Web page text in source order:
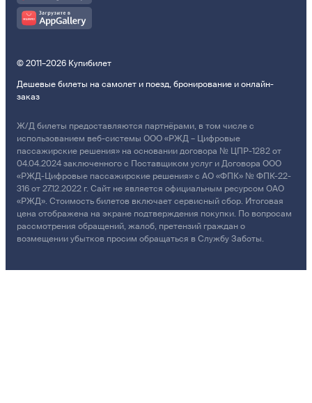
© 2011–2026 Купибилет
Дешевые билеты на самолет и поезд, бронирование и онлайн-
заказ
Ж/Д билеты предоставляются партнёрами, в том числе с
использованием веб-системы ООО «РЖД – Цифровые
пассажирские решения» на основании договора № ЦПР-1282 от
04.04.2024 заключенного с Поставщиком услуг и Договора ООО
«РЖД-Цифровые пассажирские решения» с АО «ФПК» № ФПК-22-
316 от 27.12.2022 г. Сайт не является официальным ресурсом ОАО
«РЖД». Стоимость билетов включает сервисный сбор. Итоговая
цена отображена на экране подтверждения покупки. По вопросам
рассмотрения обращений, жалоб, претензий граждан о
возмещении убытков просим обращаться в Службу Заботы.